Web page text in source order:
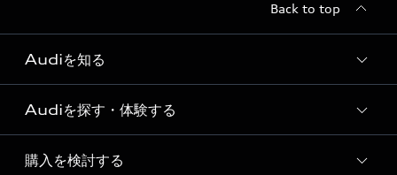
Back to top
Audiを知る
Audi ブランド
Story of Progress
Audiを探す・体験する
ディーラー検索
購入を検討する